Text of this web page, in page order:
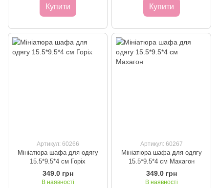
Купити Купити
Артикул: 60266
Мініатюра шафа для одягу
15.5*9.5*4 см Горіх
349.0 грн
В наявності
Артикул: 60267
Мініатюра шафа для одягу
15.5*9.5*4 см Махагон
349.0 грн
В наявності